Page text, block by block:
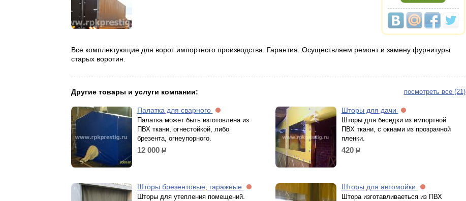
Все комплектующие для ворот импортного производства. Гарантия. Осуществляем ремонт и замену фурнитуры
старых воротин.
посмотреть все (21)
Другие товары и услуги компании:
Палатка для сварного
Палатка может быть изготовлена из
ПВХ ткани, огнестойкой, либо
брезента, огнеупорного.
12 000 р.
Шторы для дачи
Шторы для беседки из импортной
ПВХ ткани, с окнами из прозрачной
пленки.
420 р.
Шторы брезентовые, гаражные
Шторы для утепления помещений.
Шторы для автомойки
Штора изготавливаеться из ПВХ